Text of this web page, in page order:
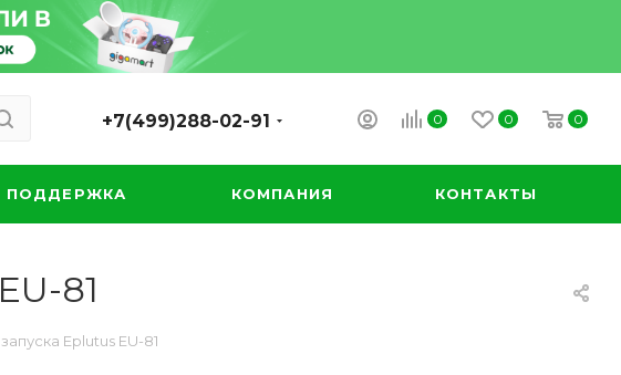
0 0 0
+7(499)288-02-91
ПОДДЕРЖКА КОМПАНИЯ КОНТАКТЫ
81
Eplutus EU-81